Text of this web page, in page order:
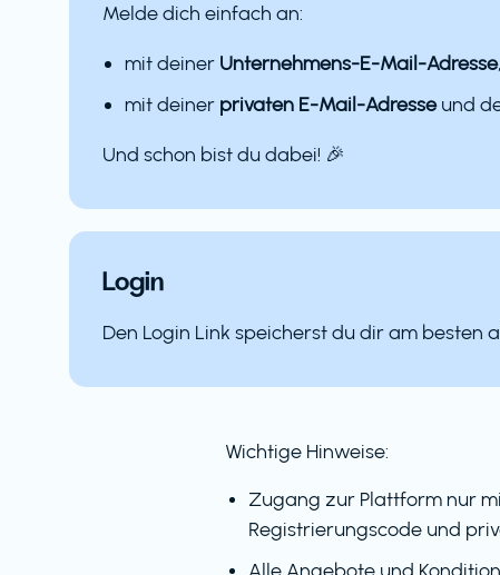
Melde dich einfach an:
mit deiner Unternehmens-E-Mail-Adresse
mit deiner privaten E-Mail-Adresseund
Und schon bist du dabei! 🎉
Login
Den Login Link speicherst du dir am besten
Wichtige Hinweise:
Zugang zur Plattform nur
Registrierungscode und